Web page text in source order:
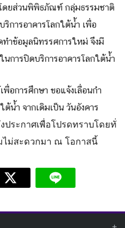
Search
ดยส่วนพิพิธภัณฑ์ กลุ่มธรรมชาติ
ริการอาคารโลกใต้น้ำ เพื่อ
ทำข้อมูลนิทรรศการใหม่ จึงมี
นการปิดบริการอาคารโลกใต้น้ำ
พื่อการศึกษา ขอแจ้งเลื่อนกำ
ต้น้ำ จากเดิมเป็น วันอังคาร
ประกาศเพื่อโปรดทราบโดยทั่
ไม่สะดวกมา ณ โอกาสนี้